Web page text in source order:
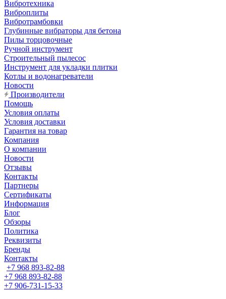
Вибротехника
Виброплиты
Вибротрамбовки
Глубинные вибраторы для бетона
Пилы торцовочные
Ручной инструмент
Строительный пылесос
Инструмент для укладки плитки
Котлы и водонагреватели
Новости
Производители
Помощь
Условия оплаты
Условия доставки
Гарантия на товар
Компания
О компании
Новости
Отзывы
Контакты
Партнеры
Сертификаты
Информация
Блог
Обзоры
Политика
Реквизиты
Бренды
Контакты
+7 968 893-82-88
+7 968 893-82-88
+7 906-731-15-33